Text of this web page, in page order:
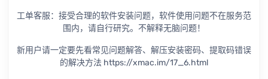
工单客服：接受合理的软件安装问题，软件使用问题不在服务范
围内，请自行研究。不解释无脑问题！
新用户请一定要先看常见问题解答、解压安装密码、提取码错误
的解决方法 https://xmac.im/17_6.html